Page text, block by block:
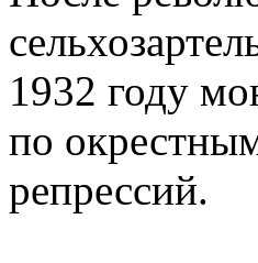
1932 году
по
репрессий.